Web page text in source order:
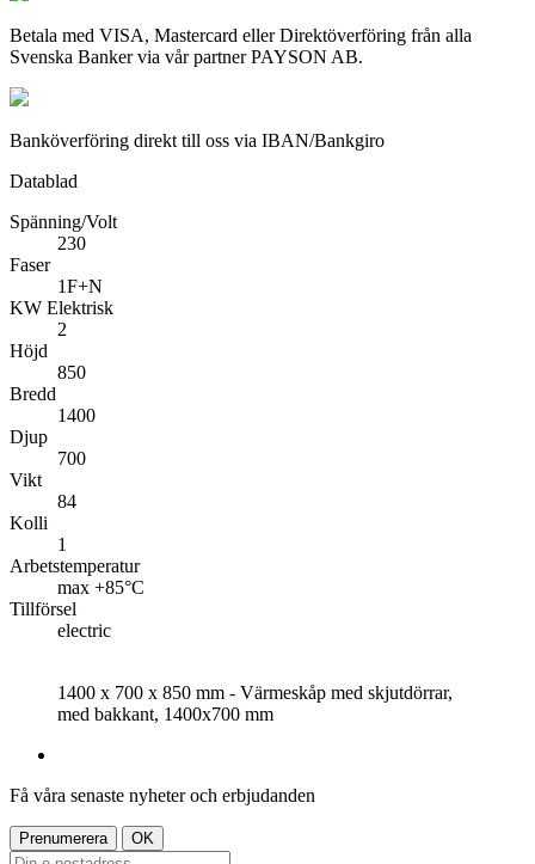
Betala med VISA, Mastercard eller Direktöverföring från alla
Svenska Banker via vår partner PAYSON AB.
Banköverföring direkt till oss via IBAN/Bankgiro
Datablad
Spänning/Volt
230
Faser
1F+N
KW Elektrisk
2
Höjd
850
Bredd
1400
Djup
700
Vikt
84
Kolli
1
Arbetstemperatur
max +85°C
Tillförsel
electric
1400 x 700 x 850 mm - Värmeskåp med skjutdörrar,
med bakkant, 1400x700 mm
Få våra senaste nyheter och erbjudanden